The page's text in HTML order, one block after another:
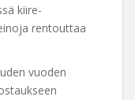
kiire-
rentouttaa
vuoden